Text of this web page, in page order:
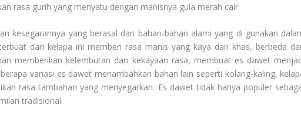
rasa gurih yang menyatu dengan manisnya gula merah cair.
kesegarannya yang berasal dari bahan-bahan alami yang di gunakan
dari kelapa ini memberi rasa manis yang kaya dan khas, berbeda
memberikan kelembutan dan kekayaan rasa, membuat es dawet
variasi es dawet menambahkan bahan lain seperti kolang-kaling,
rasa tambahan yang menyegarkan. Es dawet tidak hanya populer
tradisional.